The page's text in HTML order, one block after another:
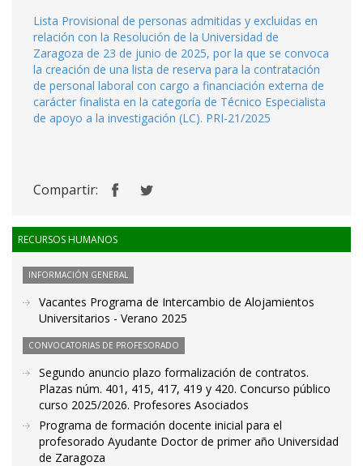
Lista Provisional de personas admitidas y excluidas en
relación con la Resolución de la Universidad de
Zaragoza de 23 de junio de 2025, por la que se convoca
la creación de una lista de reserva para la contratación
de personal laboral con cargo a financiación externa de
carácter finalista en la categoría de Técnico Especialista
de apoyo a la investigación (LC). PRI-21/2025
Compartir:
RECURSOS HUMANOS
INFORMACIÓN GENERAL
Vacantes Programa de Intercambio de Alojamientos
Universitarios - Verano 2025
CONVOCATORIAS DE PROFESORADO
Segundo anuncio plazo formalización de contratos.
Plazas núm. 401, 415, 417, 419 y 420. Concurso público
curso 2025/2026. Profesores Asociados
Programa de formación docente inicial para el
profesorado Ayudante Doctor de primer año Universidad
de Zaragoza